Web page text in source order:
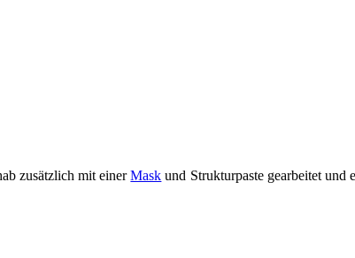
zusätzlich mit einerMask und Strukturpaste gearbeitet